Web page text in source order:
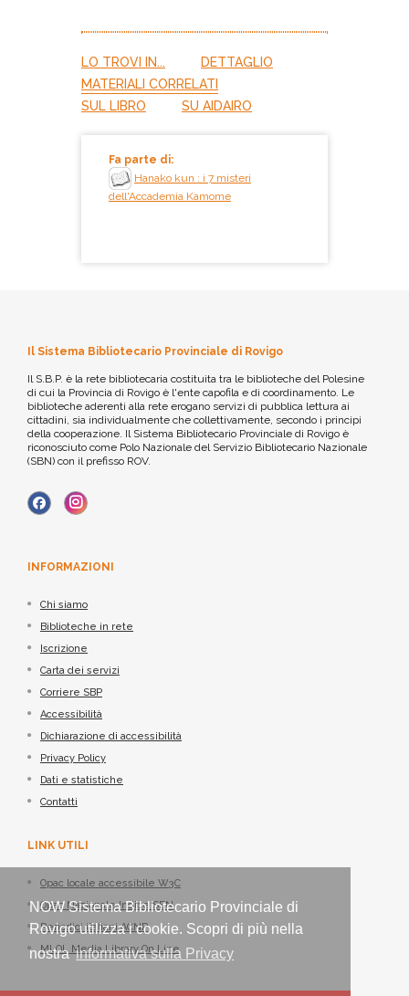
NOW Sistema Bibliotecario Provinciale di
Rovigo utilizza i cookie. Scopri di più nella
nostrainformativa sulla Privacy
LO TROVI IN...
DETTAGLIO
MATERIALI CORRELATI
SUL LIBRO
SU AIDAIRO
Fa parte di:
Hanako kun : i 7 misteri
dell'Accademia Kamome
Il Sistema Bibliotecario Provinciale di Rovigo
Il S.B.P. è la rete bibliotecaria costituita tra le biblioteche del Polesine
di cui la Provincia di Rovigo è l'ente capofila e di coordinamento. Le
biblioteche aderenti alla rete erogano servizi di pubblica lettura ai
cittadini, sia individualmente che collettivamente, secondo i principi
della cooperazione. Il Sistema Bibliotecario Provinciale di Rovigo è
riconosciuto come Polo Nazionale del Servizio Bibliotecario Nazionale
(SBN) con il prefisso ROV.
INFORMAZIONI
Chi siamo
Biblioteche in rete
Iscrizione
Carta dei servizi
Corriere SBP
Accessibilità
Dichiarazione di accessibilità
Privacy Policy
Dati e statistiche
Contatti
LINK UTILI
Opac locale accessibile W3C
Opac Nazionale Indice SBN
Periodici italiani ACNP
MLOL Media Library On Line